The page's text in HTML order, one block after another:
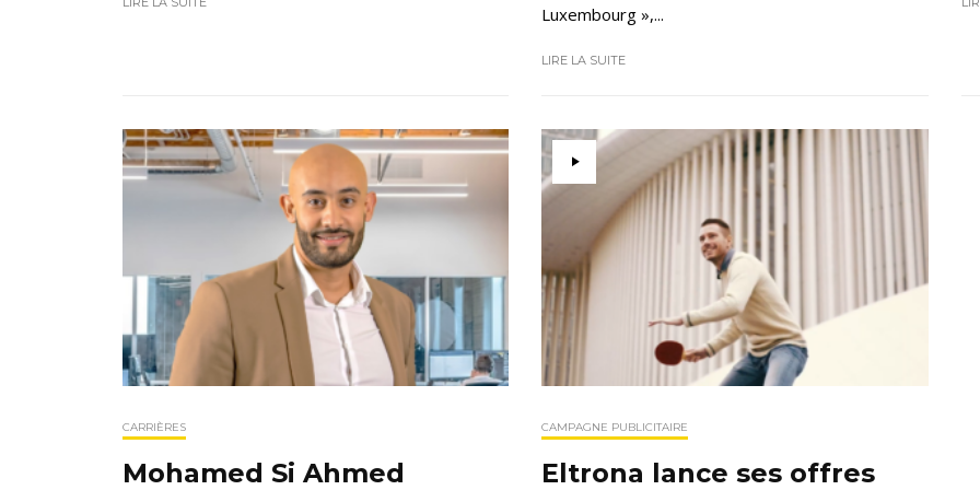
Luxembourg »,...
LIRE LA SUITE
CARRIÈRES
Mohamed Si Ahmed
CAMPAGNE PUBLICITAIRE
Eltrona lance ses offres